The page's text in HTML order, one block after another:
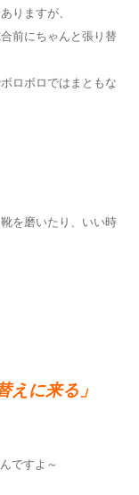
りますが、
前にちゃんと張り替
ロボロではまともな
を磨いたり、いい時
えに来る」
ですよ～